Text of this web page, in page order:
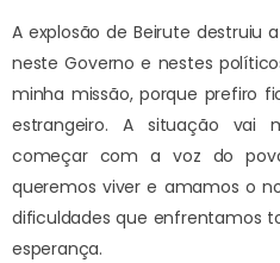
A explosão de Beirute destruiu
neste Governo e nestes
minha missão, porque prefiro
estrangeiro. A situação vai
começar com a voz do
queremos viver e amamos o
dificuldades que enfrentamos
esperança.